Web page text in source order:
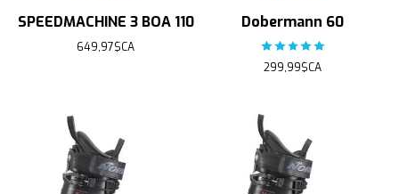
SPEEDMACHINE 3 BOA 110
649,97$CA
Dobermann 60
The rating of this
299,99$CA